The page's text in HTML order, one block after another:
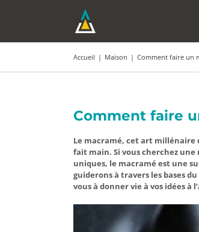
Accueil | Maison | Comment faire un
Comment faire
Le macramé, cet art millénaire
fait main. Si vous cherchez
uniques, le macramé est une
guiderons à travers les bases
vous à donner vie à vos idées à